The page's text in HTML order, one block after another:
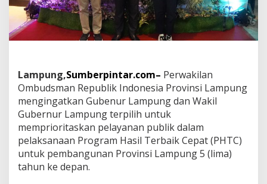
e
r
n
u
a
p
u
n
g
P
r
i
Lampung,Sumberpintar.com– Perwakilan
Ombudsman Republik Indonesia Provinsi Lampung
mengingatkan Gubenur Lampung dan Wakil
Gubernur Lampung terpilih untuk
memprioritaskan pelayanan publik dalam
pelaksanaan Program Hasil Terbaik Cepat (PHTC)
untuk pembangunan Provinsi Lampung 5 (lima)
tahun ke depan.